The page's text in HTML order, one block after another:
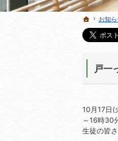
ホーム
お知
戸一
10月17日(
～16時30
生徒の皆
ホーム
お知